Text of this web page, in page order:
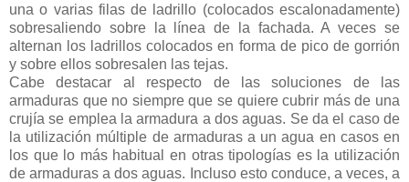
una o varias filas de ladrillo (colocados escalonadamente)
sobresaliendo sobre la línea de la fachada. A veces se
alternan los ladrillos colocados en forma de pico de gorrión
y sobre ellos sobresalen las tejas.
Cabe destacar al respecto de las soluciones de las
armaduras que no siempre que se quiere cubrir más de una
crujía se emplea la armadura a dos aguas. Se da el caso de
la utilización múltiple de armaduras a un agua en casos en
los que lo más habitual en otras tipologías es la utilización
de armaduras a dos aguas. Incluso esto conduce, a veces, a